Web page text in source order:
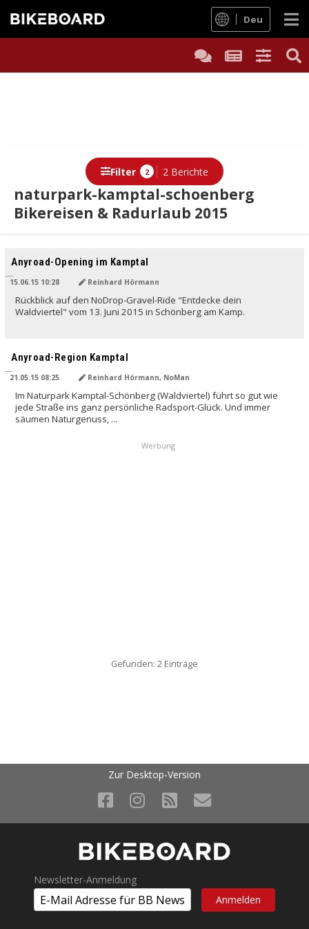
Deu
Filter 2 2 Berichte
naturpark-kamptal-schoenberg
Bikereisen & Radurlaub 2015
Anyroad-Opening im Kamptal
15.06.15 10:28 Reinhard Hörmann
Rückblick auf den NoDrop-Gravel-Ride "Entdecke dein
Waldviertel" vom 13. Juni 2015 in Schönberg am Kamp.
Anyroad-Region Kamptal
21.05.15 08:25 Reinhard Hörmann, NoMan
Im Naturpark Kamptal-Schönberg (Waldviertel) führt so gut wie
jede Straße ins ganz persönliche Radsport-Glück. Und immer
säumen Naturgenuss, ...
Werbung
Gefunden: 2 Einträge
Zur Desktop-Version
Newsletter-Anmeldung